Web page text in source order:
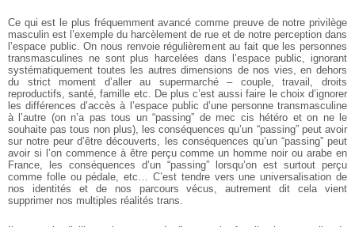
Ce qui est le plus fréquemment avancé comme preuve de notre privilège
masculin est l’exemple du harcèlement de rue et de notre perception dans
l’espace public. On nous renvoie régulièrement au fait que les personnes
transmasculines ne sont plus harcelées dans l’espace public, ignorant
systématiquement toutes les autres dimensions de nos vies, en dehors
du strict moment d’aller au supermarché – couple, travail, droits
reproductifs, santé, famille etc. De plus c’est aussi faire le choix d’ignorer
les différences d’accès à l’espace public d’une personne transmasculine
à l’autre (on n’a pas tous un “passing” de mec cis hétéro et on ne le
souhaite pas tous non plus), les conséquences qu’un “passing” peut avoir
sur notre peur d’être découverts, les conséquences qu’un “passing” peut
avoir si l’on commence à être perçu comme un homme noir ou arabe en
France, les conséquences d’un “passing” lorsqu’on est surtout perçu
comme folle ou pédale, etc… C’est tendre vers une universalisation de
nos identités et de nos parcours vécus, autrement dit cela vient
supprimer nos multiples réalités trans.